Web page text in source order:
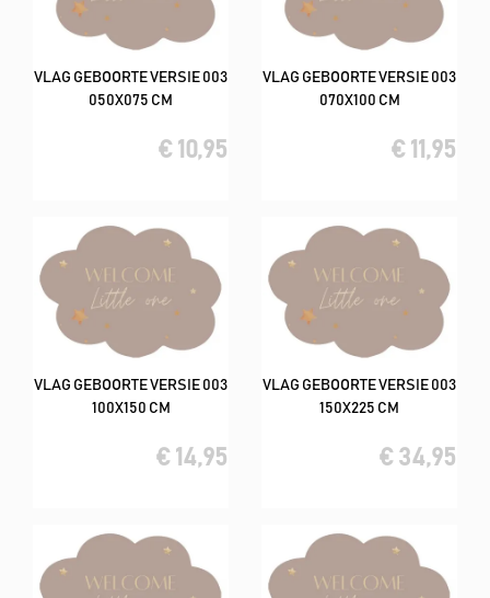
VLAG GEBOORTE VERSIE 003
050X075 CM
€ 10,95
VLAG GEBOORTE VERSIE 003
070X100 CM
€ 11,95
VLAG GEBOORTE VERSIE 003
100X150 CM
€ 14,95
VLAG GEBOORTE VERSIE 003
150X225 CM
€ 34,95